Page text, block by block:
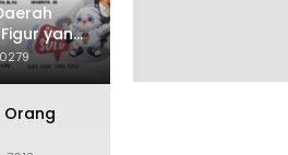
yang
Publik?
Orang